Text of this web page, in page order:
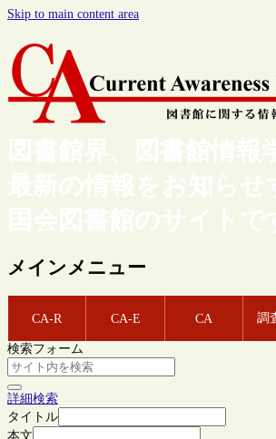
Skip to main content area
図書館界、図書館情報
最新の情報をお知らせ
国会図書館のサイトで
メインメニュー
CA-R CA-E CA 調
検索フォーム
詳細検索
タイトル
本文